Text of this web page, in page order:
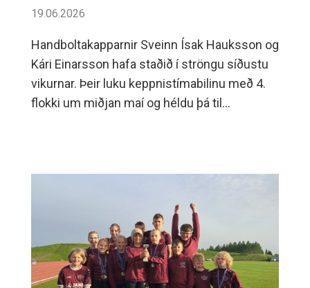
19.06.2026
Handboltakapparnir Sveinn Ísak Hauksson og
Kári Einarsson hafa staðið í ströngu síðustu
vikurnar. Þeir luku keppnistímabilinu með 4.
flokki um miðjan maí og héldu þá til